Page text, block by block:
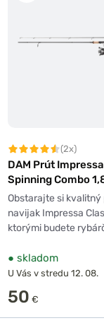
(2x)
DAM Prút
Spinning Combo
+ Navijak 1000
Obstarajte si kvalitný
navijak Impressa
ktorými budete
● skladom
U Vás v stredu 12. 08.
50 €